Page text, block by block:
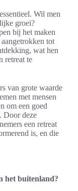
Wil men
groei?
bij het maken
tot
wat hen
retreat te
van grote waarde
met mensen
om een goed
Door deze
een retreat
is, en die
het buitenland?